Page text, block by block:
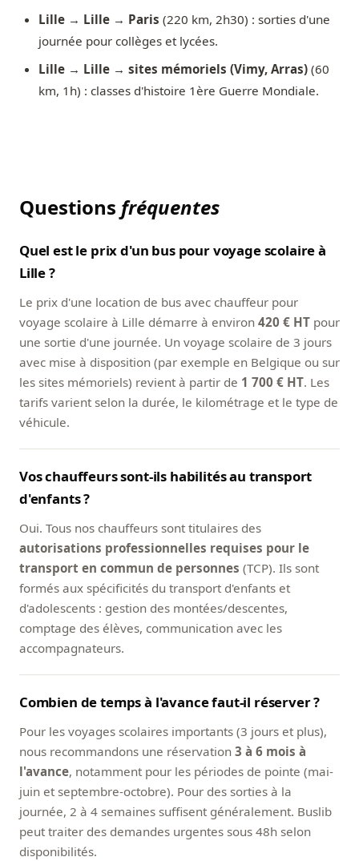
Lille → Lille → Paris (220 km, 2h30) : sorties d'une
journée pour collèges et lycées.
Lille → Lille → sites mémoriels (Vimy, Arras) (60
km, 1h) : classes d'histoire 1ère Guerre Mondiale.
Questions fréquentes
Quel est le prix d'un bus pour voyage scolaire à
Lille ?
Le prix d'une location de bus avec chauffeur pour
voyage scolaire à Lille démarre à environ 420 € HT pour
une sortie d'une journée. Un voyage scolaire de 3 jours
avec mise à disposition (par exemple en Belgique ou sur
les sites mémoriels) revient à partir de 1 700 € HT. Les
tarifs varient selon la durée, le kilométrage et le type de
véhicule.
Vos chauffeurs sont-ils habilités au transport
d'enfants ?
Oui. Tous nos chauffeurs sont titulaires des
autorisations professionnelles requises pour le
transport en commun de personnes (TCP). Ils sont
formés aux spécificités du transport d'enfants et
d'adolescents : gestion des montées/descentes,
comptage des élèves, communication avec les
accompagnateurs.
Combien de temps à l'avance faut-il réserver ?
Pour les voyages scolaires importants (3 jours et plus),
nous recommandons une réservation 3 à 6 mois à
l'avance, notamment pour les périodes de pointe (mai-
juin et septembre-octobre). Pour des sorties à la
journée, 2 à 4 semaines suffisent généralement. Buslib
peut traiter des demandes urgentes sous 48h selon
disponibilités.